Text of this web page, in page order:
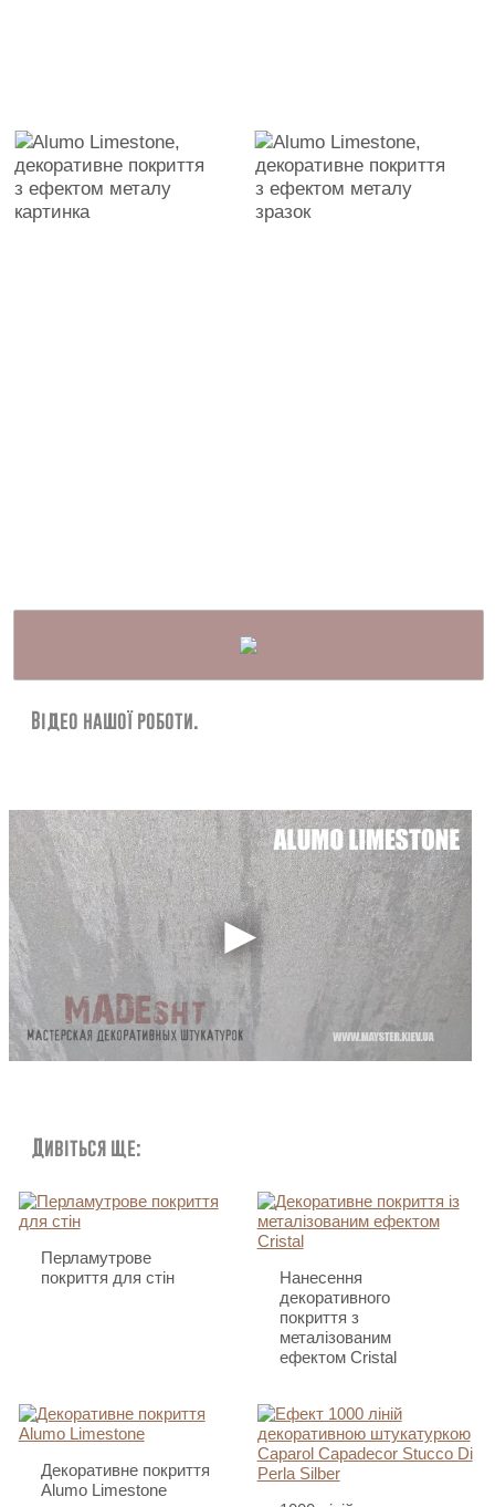
Відео нашої роботи.
Дивіться ще:
Перламутрове
покриття для стін
Нанесення
декоративного
покриття з
металізованим
ефектом Cristal
Декоративне покриття
Alumo Limestone